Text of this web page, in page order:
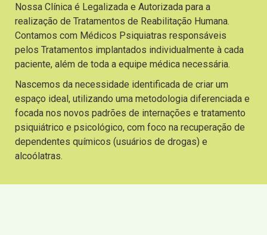
Nossa Clínica é Legalizada e Autorizada para a
realização de Tratamentos de Reabilitação Humana.
Contamos com Médicos Psiquiatras responsáveis
pelos Tratamentos implantados individualmente à cada
paciente, além de toda a equipe médica necessária.
Nascemos da necessidade identificada de criar um
espaço ideal, utilizando uma metodologia diferenciada e
focada nos novos padrões de internações e tratamento
psiquiátrico e psicológico, com foco na recuperação de
dependentes químicos (usuários de drogas) e
alcoólatras.